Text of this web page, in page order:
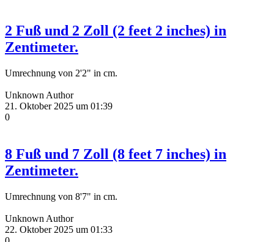
2 Fuß und 2 Zoll (2 feet 2 inches) in
Zentimeter.
Umrechnung von 2'2" in cm.
Unknown Author
21. Oktober 2025 um 01:39
0
8 Fuß und 7 Zoll (8 feet 7 inches) in
Zentimeter.
Umrechnung von 8'7" in cm.
Unknown Author
22. Oktober 2025 um 01:33